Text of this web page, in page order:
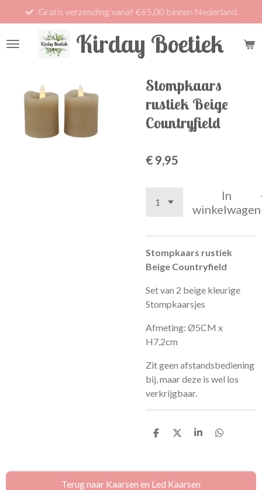
direct
naar
Kirday Boetiek
Gratis verzending vanaf €65,00 binnen Nederland.
Stompkaars
rustiek Beige
Countryfield
€ 9,95
In
winkelwagen
Stompkaars rustiek
Beige Countryfield
Set van 2 beige kleurige
Stompkaarsjes
Afmeting: Ø5CM x
H7,2cm
Zit geen afstandsbediening
bij, maar deze is wel los
verkrijgbaar.
D
n
D
S
e
D
n
Terug naar Kaarsen en Led Kaarsen